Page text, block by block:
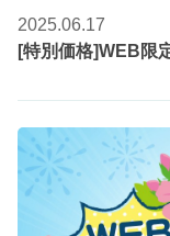
2025.06.17
[特別価格]WEB限